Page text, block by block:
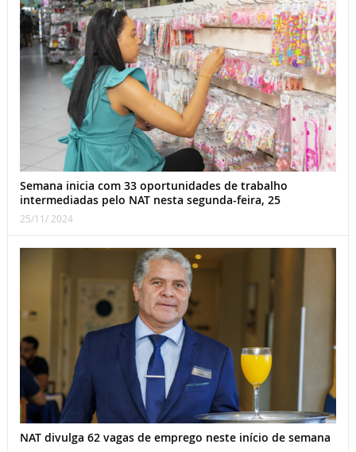
Semana inicia com 33 oportunidades de trabalho
intermediadas pelo NAT nesta segunda-feira, 25
25/11/ 2024
NAT divulga 62 vagas de emprego neste início de semana